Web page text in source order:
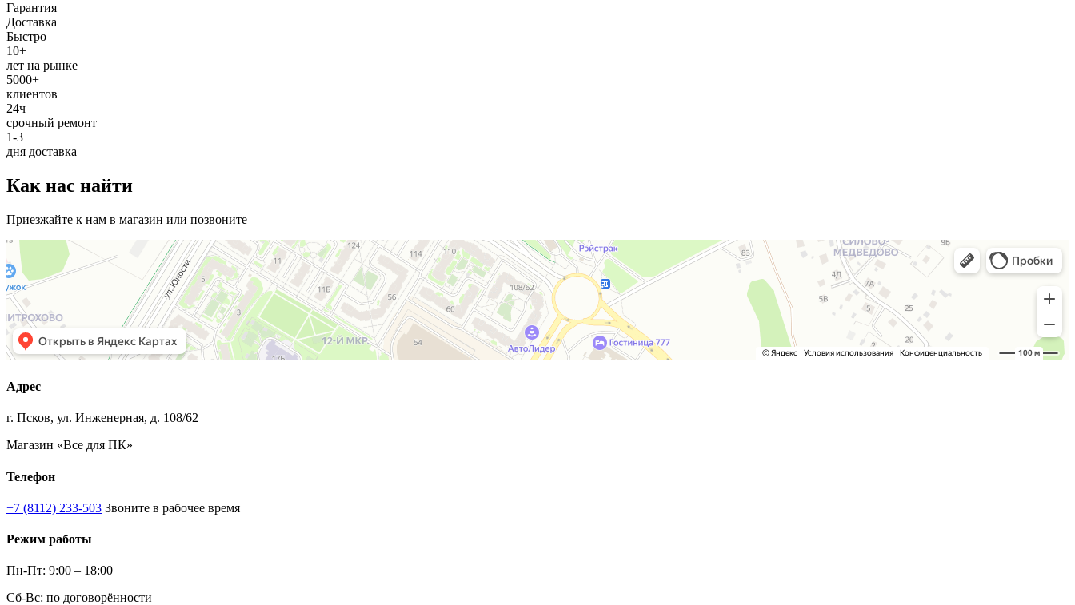
Гарантия
Доставка
Быстро
10+
лет на рынке
5000+
клиентов
24ч
срочный ремонт
1-3
дня доставка
Как нас найти
Приезжайте к нам в магазин или позвоните
Адрес
г. Псков, ул. Инженерная, д. 108/62
Магазин «Все для ПК»
Телефон
+7 (8112) 233-503 Звоните в рабочее время
Режим работы
Пн-Пт: 9:00 – 18:00
Сб-Вс: по договорённости